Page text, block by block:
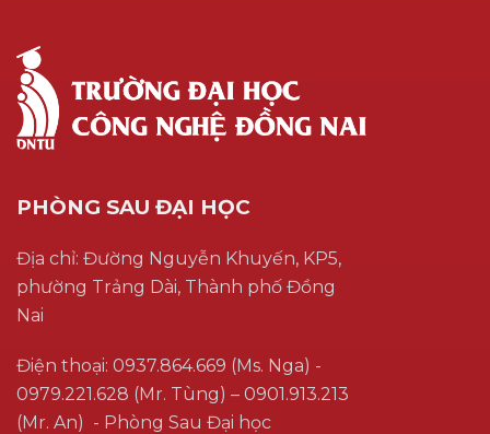
PHÒNG SAU ĐẠI HỌC
Địa chỉ: Đường Nguyễn Khuyến, KP5,
phường Trảng Dài, Thành phố Đồng
Nai
Điện thoại: 0937.864.669 (Ms. Nga) -
0979.221.628 (Mr. Tùng) – 0901.913.213
(Mr. An) - Phòng Sau Đại học